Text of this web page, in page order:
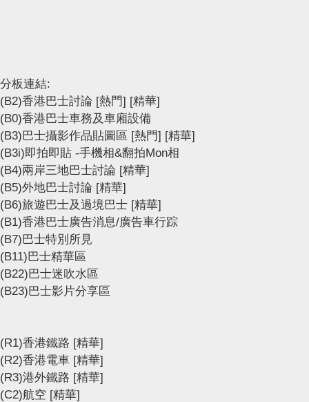
分板連結:
(B2)香港巴士討論 [熱門] [精華]
(B0)香港巴士車務及車廂設備
(B3)巴士攝影作品貼圖區 [熱門] [精華]
(B3i)即拍即貼 -手機相&翻拍Mon相
(B4)兩岸三地巴士討論 [精華]
(B5)外地巴士討論 [精華]
(B6)旅遊巴士及過境巴士 [精華]
(B1)香港巴士廣告消息/廣告車行踪
(B7)巴士特別所見
(B11)巴士精華區
(B22)巴士迷吹水區
(B23)巴士影片分享區
(R1)香港鐵路 [精華]
(R2)香港電車 [精華]
(R3)港外鐵路 [精華]
(C2)航空 [精華]